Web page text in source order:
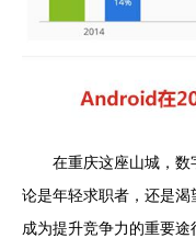
在重庆这座山城，
论是年轻求职者，还是
成为提升竞争力的重要